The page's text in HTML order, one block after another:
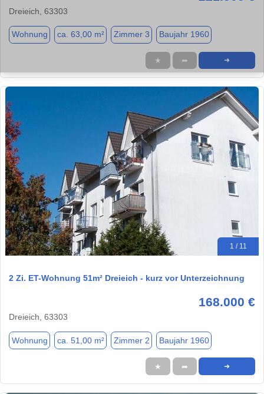
Dreieich, 63303
Wohnung ca. 63,00 m² Zimmer 3 Baujahr 1960
★ ➦ ➜
1 / 11
2 Zi. ET-Wohnung 51m² Dreieich - kurz vor Unterzeichnung
168.000 €
Dreieich, 63303
Wohnung ca. 51,00 m² Zimmer 2 Baujahr 1960
★ ➦ ➜